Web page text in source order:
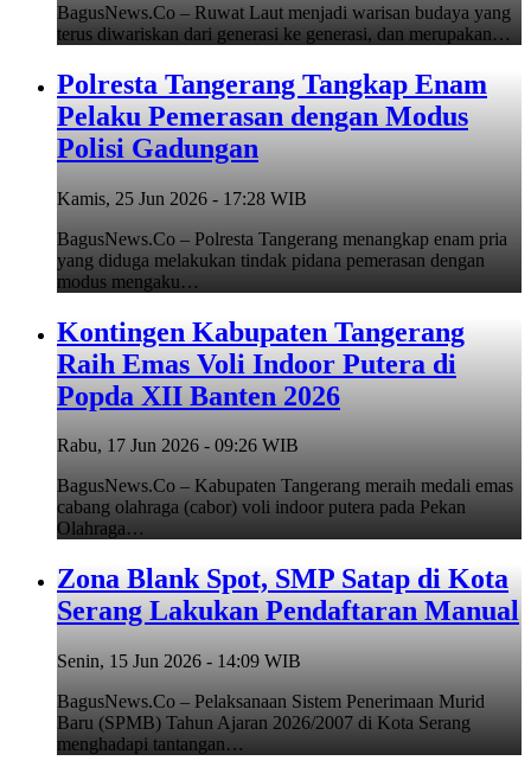
BagusNews.Co – Ruwat Laut menjadi warisan budaya yang
terus diwariskan dari generasi ke generasi, dan merupakan…
Polresta Tangerang Tangkap Enam
Pelaku Pemerasan dengan Modus
Polisi Gadungan
Kamis, 25 Jun 2026 - 17:28 WIB
BagusNews.Co – Polresta Tangerang menangkap enam pria
yang diduga melakukan tindak pidana pemerasan dengan
modus mengaku…
Kontingen Kabupaten Tangerang
Raih Emas Voli Indoor Putera di
Popda XII Banten 2026
Rabu, 17 Jun 2026 - 09:26 WIB
BagusNews.Co – Kabupaten Tangerang meraih medali emas
cabang olahraga (cabor) voli indoor putera pada Pekan
Olahraga…
Zona Blank Spot, SMP Satap di Kota
Serang Lakukan Pendaftaran Manual
Senin, 15 Jun 2026 - 14:09 WIB
BagusNews.Co – Pelaksanaan Sistem Penerimaan Murid
Baru (SPMB) Tahun Ajaran 2026/2007 di Kota Serang
menghadapi tantangan…